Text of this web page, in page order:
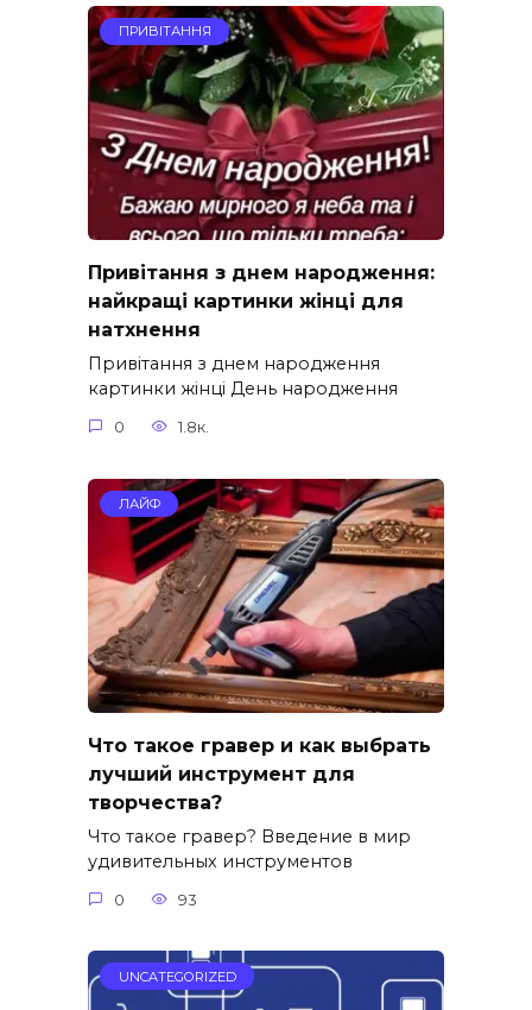
ПРИВІТАННЯ
Привітання з днем народження:
найкращі картинки жінці для
натхнення
Привітання з днем народження
картинки жінці День народження
0 1.8к.
ЛАЙФ
Что такое гравер и как выбрать
лучший инструмент для
творчества?
Что такое гравер? Введение в мир
удивительных инструментов
0 93
UNCATEGORIZED